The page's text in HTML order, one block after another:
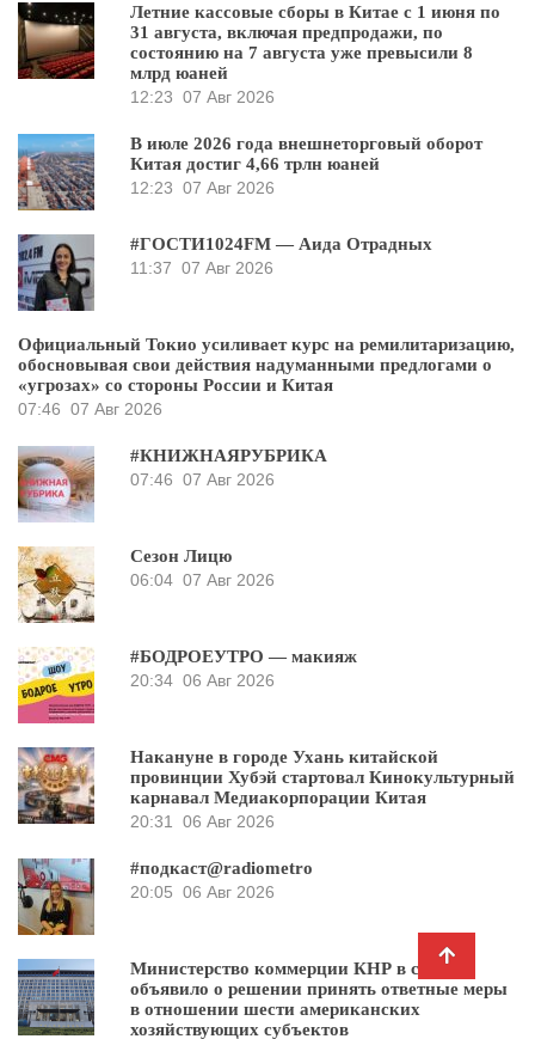
Летние кассовые сборы в Китае с 1 июня по
31 августа, включая предпродажи, по
состоянию на 7 августа уже превысили 8
млрд юаней
12:23 07 Авг 2026
В июле 2026 года внешнеторговый оборот
Китая достиг 4,66 трлн юаней
12:23 07 Авг 2026
#ГОСТИ1024FM — Аида Отрадных
11:37 07 Авг 2026
Официальный Токио усиливает курс на ремилитаризацию,
обосновывая свои действия надуманными предлогами о
«угрозах» со стороны России и Китая
07:46 07 Авг 2026
#КНИЖНАЯРУБРИКА
07:46 07 Авг 2026
Сезон Лицю
06:04 07 Авг 2026
#БОДРОЕУТРО — макияж
20:34 06 Авг 2026
Накануне в городе Ухань китайской
провинции Хубэй стартовал Кинокультурный
карнавал Медиакорпорации Китая
20:31
06 Авг 2026
#подкаст@radiometro
20:05 06 Авг 2026
Министерство коммерции КНР в среду
объявило о решении принять ответные меры
в отношении шести американских
хозяйствующих субъектов